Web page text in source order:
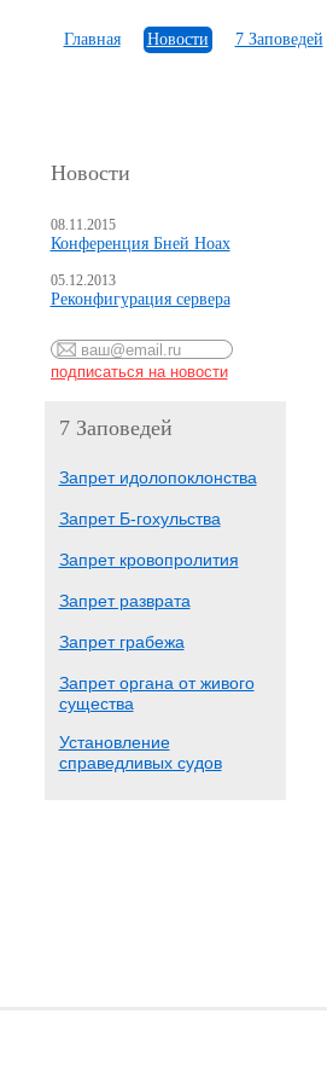
Главная Новости 7 Заповедей
Новости
08.11.2015
Конференция Бней Ноах
05.12.2013
Реконфигурация сервера
7 Заповедей
Запрет идолопоклонства
Запрет Б-гохульства
Запрет кровопролития
Запрет разврата
Запрет грабежа
Запрет органа от живого
существа
Установление
справедливых судов